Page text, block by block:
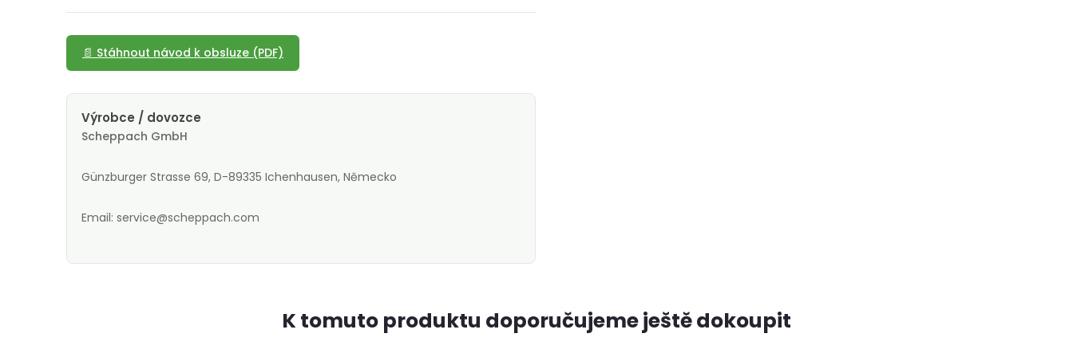
📄 Stáhnout návod k obsluze (PDF)
Výrobce / dovozce
Scheppach GmbH
Günzburger Strasse 69, D-89335 Ichenhausen, Německo
Email: service@scheppach.com
K tomuto produktu doporučujeme ještě dokoupit